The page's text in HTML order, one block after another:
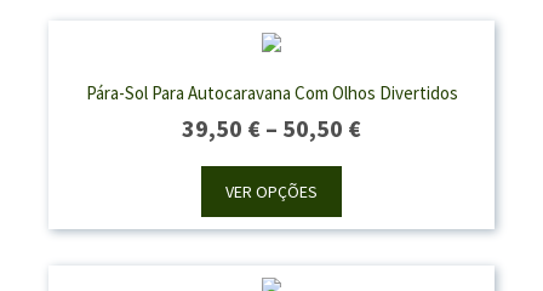
Pára-Sol Para Autocaravana Com Olhos Divertidos
39,50 € – 50,50 €Price
Through
VER OPÇÕES